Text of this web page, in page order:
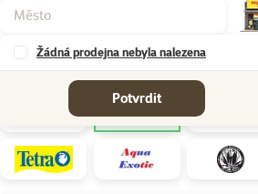
Žádná prodejna nebyla nalezena
Potvrdit